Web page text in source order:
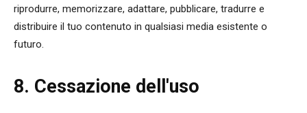
riprodurre, memorizzare, adattare, pubblicare, tradurre e
distribuire il tuo contenuto in qualsiasi media esistente o
futuro.
8. Cessazione dell'uso